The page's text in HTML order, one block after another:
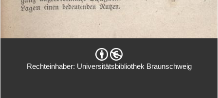
Rechteinhaber: Universitätsbibliothek Braunschweig